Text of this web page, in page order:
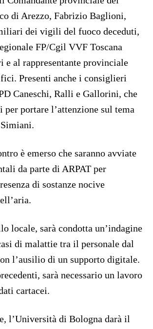
di Arezzo, Fabrizio Baglioni,
dei vigili del fuoco deceduti,
FP/Cgil VVF Toscana
e al rappresentante provinciale
Presenti anche i consiglieri
Caneschi, Ralli e Gallorini, che
per portare l’attenzione sul tema
è emerso che saranno avviate
da parte di ARPAT per
di sostanze nocive
locale, sarà condotta un’indagine
di malattie tra il personale dal
l’ausilio di un supporto digitale.
sarà necessario un lavoro
cartacei.
l’Università di Bologna darà il